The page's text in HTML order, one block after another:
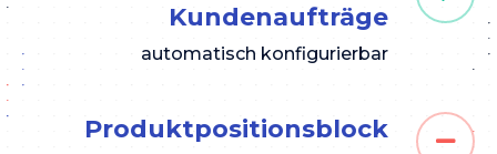
Kundenaufträge
automatisch konfigurierbar
Produktpositionsblock